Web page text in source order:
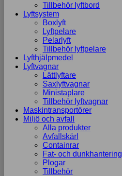
Tillbehör lyftbord
Lyftsystem
Boxlyft
Lyftpelare
Pelarlyft
Tillbehör lyftpelare
Lyfthjälpmedel
Lyftvagnar
Lättlyftare
Saxlyftvagnar
Ministaplare
Tillbehör lyftvagnar
Maskintransportörer
Miljö och avfall
Alla produkter
Avfallskärl
Containrar
Fat- och dunkhantering
Plogar
Tillbehör